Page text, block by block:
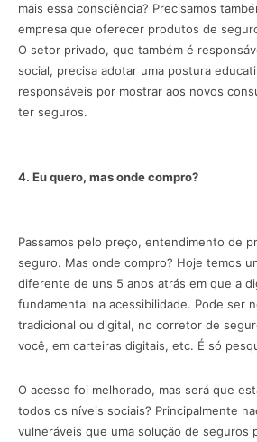
mais essa consciência? Precisamos
empresa que oferecer produtos de
O setor privado, que também é
social, precisa adotar uma postura
responsáveis por mostrar aos novos
ter seguros.
4. Eu quero, mas onde compro?
Passamos pelo preço, entendimento de
seguro. Mas onde compro? Hoje temos
diferente de uns 5 anos atrás em que a
fundamental na acessibilidade. Pode ser
tradicional ou digital, no corretor de
você, em carteiras digitais, etc. É só
O acesso foi melhorado, mas será que
todos os níveis sociais? Principalmente
vulneráveis que uma solução de seguros